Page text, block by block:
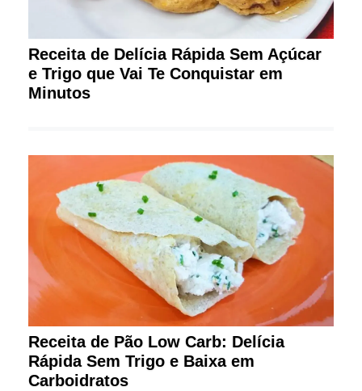
Receita de Delícia Rápida Sem Açúcar
e Trigo que Vai Te Conquistar em
Minutos
Receita de Pão Low Carb: Delícia
Rápida Sem Trigo e Baixa em
Carboidratos